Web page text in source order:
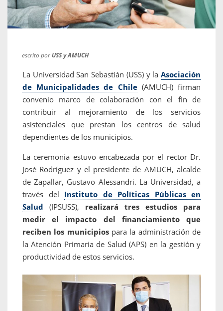
escrito por USS y AMUCH
La Universidad San Sebastián (USS) y la Asociación
de Municipalidades de Chile(AMUCH) firman
convenio marco de colaboración con el fin de
contribuir al mejoramiento de los servicios
asistenciales que prestan los centros de salud
dependientes de los municipios.
La ceremonia estuvo encabezada por el rector Dr.
José Rodríguez y el presidente de AMUCH, alcalde
de Zapallar, Gustavo Alessandri. La Universidad, a
través del Instituto de Políticas Públicas en
Salud (IPSUSS), realizará tres estudios para
medir el impacto del financiamiento
que
reciben los municipiospara la administración de
la Atención Primaria de Salud (APS) en la gestión y
productividad de estos servicios.